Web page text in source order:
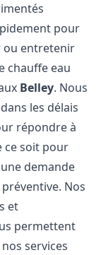
pour
ou entretenir
chauffe eau
Belley. Nous
les délais
répondre à
ce soit pour
demande
Nos
et
permettent
services